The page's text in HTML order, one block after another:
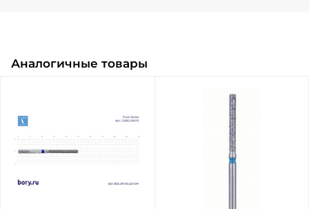
Аналогичные товары